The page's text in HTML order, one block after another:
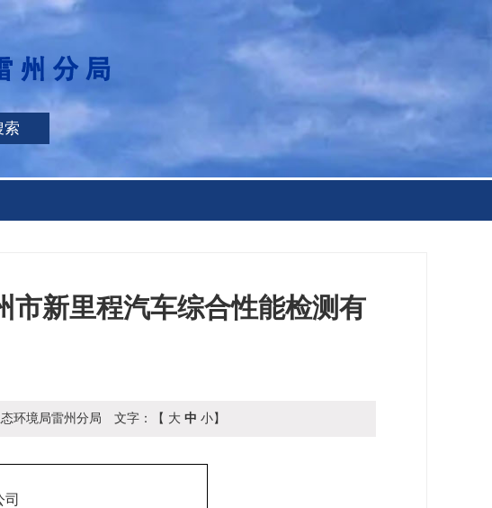
索
市新里程汽车综合性能检测有
环境局雷州分局 文字：【 大 中 小】